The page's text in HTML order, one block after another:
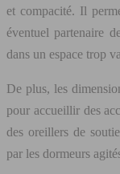
et compacité. Il
éventuel partenaire
dans un espace trop
De plus, les
pour accueillir des
des oreillers de
par les dormeurs